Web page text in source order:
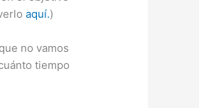
aquí.)
no vamos
tiempo